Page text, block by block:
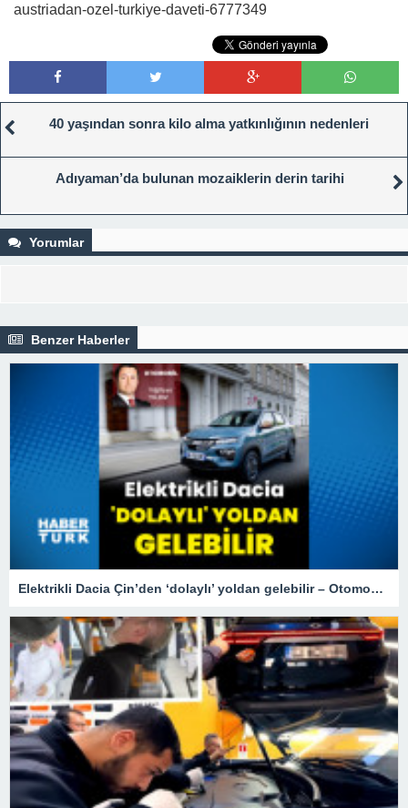
austriadan-ozel-turkiye-daveti-6777349
40 yaşından sonra kilo alma yatkınlığının nedenleri
Adıyaman’da bulunan mozaiklerin derin tarihi
Yorumlar
Benzer Haberler
Elektrikli Dacia Çin’den ‘dolaylı’ yoldan gelebilir – Otomobil Haberleri